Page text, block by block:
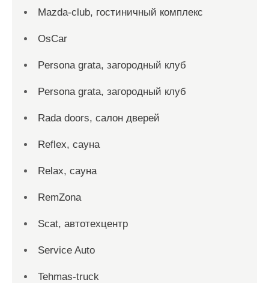
Mazda-club, гостиничный комплекс
OsCar
Persona grata, загородный клуб
Persona grata, загородный клуб
Rada doors, салон дверей
Reflex, сауна
Relax, сауна
RemZona
Scat, автотехцентр
Service Auto
Tehmas-truck